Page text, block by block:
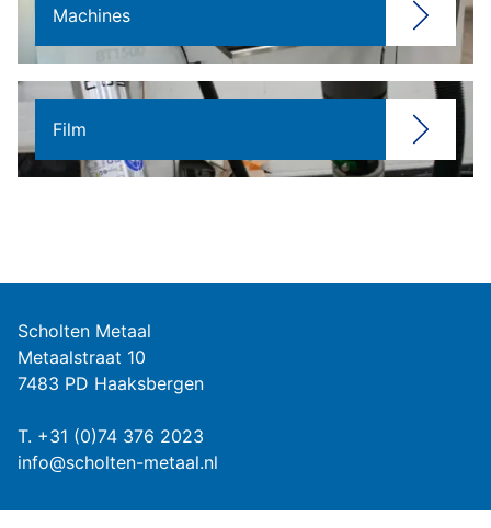
Machines
Film
Scholten Metaal
Metaalstraat 10
7483 PD Haaksbergen
T. +31 (0)74 376 2023
info@scholten-metaal.nl